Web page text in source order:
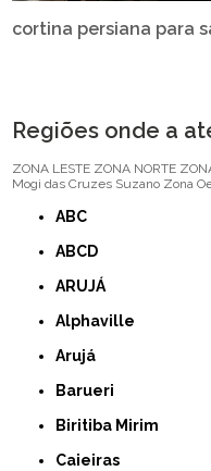
cortina persiana para
Regiões onde a
ZONA LESTE ZONA NORTE
Mogi das Cruzes Suzano Zona
ABC
ABCD
ARUJÁ
Alphaville
Arujá
Barueri
Biritiba Mirim
Caieiras